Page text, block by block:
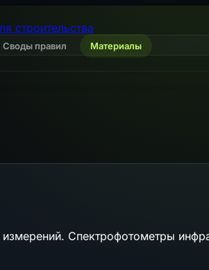
строительства
Своды правил Материалы
измерений. Спектрофотометры